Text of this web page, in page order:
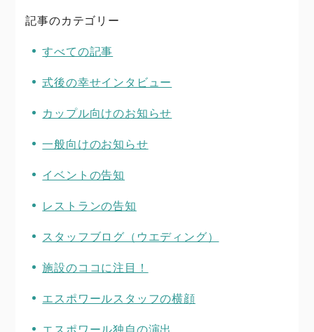
記事のカテゴリー
すべての記事
式後の幸せインタビュー
カップル向けのお知らせ
一般向けのお知らせ
イベントの告知
レストランの告知
スタッフブログ（ウエディング）
施設のココに注目！
エスポワールスタッフの横顔
エスポワール独自の演出